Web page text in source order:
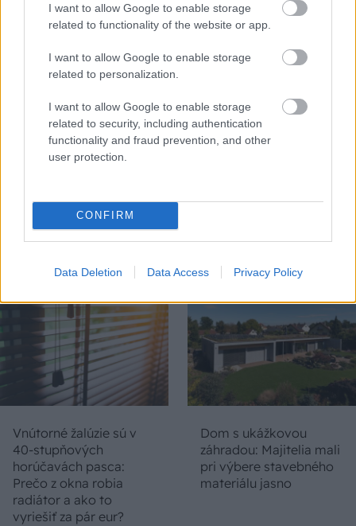
I want to allow Google to enable storage
related to functionality of the website or app.
I want to allow Google to enable storage
related to personalization.
I want to allow Google to enable storage
related to security, including authentication
functionality and fraud prevention, and other
user protection.
CONFIRM
Data Deletion Data Access Privacy Policy
DOM
alebo meniť kotol?
Návod, ako v nových
dotačných výzvach
Multipor ETX
Vnútorné žalúzie sú v
40-stupňových
horúčavách pasca:
Prečo z okna robia
radiátor a ako to
vyriešiť za pár eur?
Dom s ukážkovou
záhradou: Majitelia mali
pri výbere stavebného
materiálu jasno